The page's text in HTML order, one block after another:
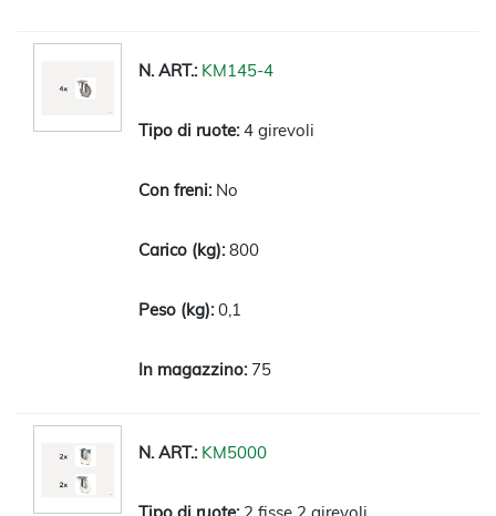
KM145-4
4 girevoli
No
800
0,1
75
KM5000